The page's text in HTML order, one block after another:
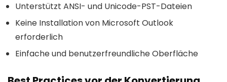
Unterstützt ANSI- und Unicode-PST-Dateien
Keine Installation von Microsoft Outlook
erforderlich
Einfache und benutzerfreundliche Oberfläche